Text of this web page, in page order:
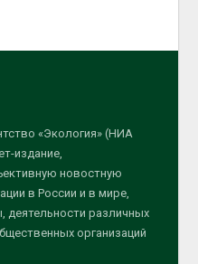
«Экология» (НИА
издание,
новостную
в России и в мире,
различных
организаций